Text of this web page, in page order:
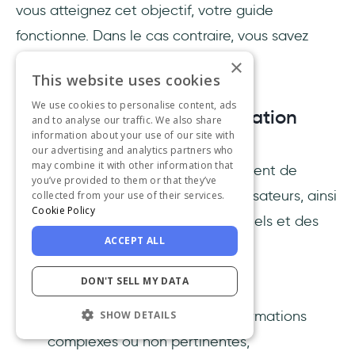
vous atteignez cet objectif, votre guide
fonctionne. Dans le cas contraire, vous savez
Concentrez-vous sur la création
d'un design convivial
Les guides de produits vous permettent de
communiquer de la valeur à vos utilisateurs, ainsi
que de fournir des conseils contextuels et des
informations.
Toutefois, si votre guide…
Submerge les utilisateurs d'informations
complexes ou non pertinentes,
×
This website uses cookies
We use cookies to personalise content, ads
and to analyse our traffic. We also share
information about your use of our site with
our advertising and analytics partners who
may combine it with other information that
you’ve provided to them or that they’ve
collected from your use of their services.
Cookie Policy
ACCEPT ALL
DON'T SELL MY DATA
SHOW DETAILS